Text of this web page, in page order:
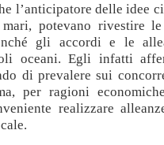
l’anticipatore delle idee
potevano rivestire le
gli accordi e le
oceani. Egli infatti
di prevalere sui
per ragioni
realizzare